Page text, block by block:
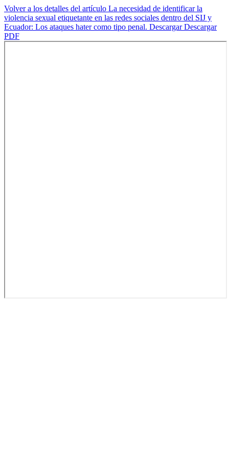
Volver a los detalles del artículo La necesidad de identificar la
violencia sexual etiquetante en las redes sociales dentro del SIJ y
Ecuador: Los ataques hater como tipo penal. DescargarDescargar
PDF